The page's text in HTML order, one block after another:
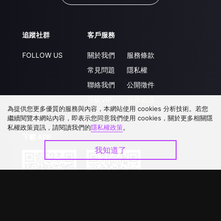
追蹤社群
FOLLOW US
客戶服務
關於我們
常見問題
聯絡我們
服務條款
隱私權
公開徵件
為提供您更多優質的服務與內容，本網站使用 cookies 分析技術。若您
繼續閱覽本網站內容，即表示您同意我們使用 cookies，關於更多相關隱
私權政策資訊，請閱讀我們的隱私權政策。
我知道了